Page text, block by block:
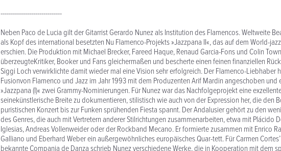
------------------------------
Neben Paco de Lucia gilt der Gitarrist Gerardo Nunez als Institution des Flamencos. Weltweite
als Kopf des international besetzten Nu Flamenco-Projekts »Jazzpana II«, das auf dem World-
erschien. Die Produktion mit Michael Brecker, Fareed Haque, Renaud Garcia-Fons und Colin
überzeugteKritiker, Booker und Fans gleichermaßen und bescherte einen feinen finanziellen
Siggi Loch verwirklichte damit wieder mal eine Vision sehr erfolgreich. Der Flamenco-Liebhaber
Fusionvon Flamenco und Jazz im Jahr 1993 mit dem Produzenten Arif Mardin angeschoben und
»Jazzpana (I)« zwei Grammy-Nominierungen. Für Nunez war das Nachfolgeprojekt eine
seinekünstlerische Breite zu dokumentieren, stilistisch wie auch von der Expression her, die den
puristischen Konzert bis zur Funken sprühenden Fiesta spannt. Der Andalusier gehört zu den
des Genres, die auch mit Vertretern anderer Stilrichtungen zusammenarbeiten, etwa mit Plácido
Iglesias, Andreas Vollenweider oder der Rockband Mecano. Er formierte zusammen mit Enrico
Galliano und Eberhard Weber ein außergewöhnliches europäisches Quar-tett. Für Carmen
bekannte Compania de Danza schrieb Nunez verschiedene Werke, die in Kooperation mit dem